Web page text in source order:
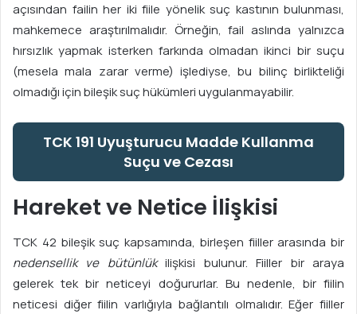
açısından failin her iki fiile yönelik suç kastının bulunması,
mahkemece araştırılmalıdır. Örneğin, fail aslında yalnızca
hırsızlık yapmak isterken farkında olmadan ikinci bir suçu
(mesela mala zarar verme) işlediyse, bu bilinç birlikteliği
olmadığı için bileşik suç hükümleri uygulanmayabilir.
TCK 191 Uyuşturucu Madde Kullanma
Suçu ve Cezası
Hareket ve Netice İlişkisi
TCK 42 bileşik suç kapsamında, birleşen fiiller arasında bir
nedensellik ve bütünlükilişkisi bulunur. Fiiller bir araya
gelerek tek bir neticeyi doğururlar. Bu nedenle, bir fiilin
neticesi diğer fiilin varlığıyla bağlantılı olmalıdır. Eğer fiiller